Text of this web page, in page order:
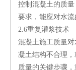
控制混凝土的质
要求，能应对水流
2.6重复灌浆技术
混凝土施工质量
凝土结构不合理
质量的关键步骤